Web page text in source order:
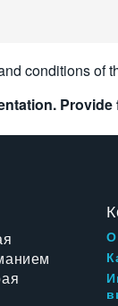
conditions of
О